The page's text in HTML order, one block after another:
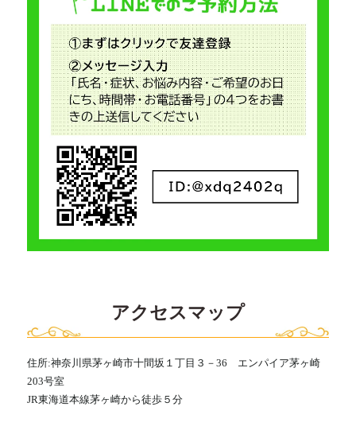
アクセスマップ
住所:神奈川県茅ヶ崎市十間坂１丁目３－36 エンパイア茅ヶ崎
203号室
JR東海道本線茅ヶ崎から徒歩５分